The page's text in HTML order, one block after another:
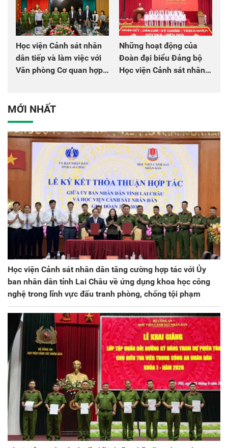
Học viện Cảnh sát nhân
dân tiếp và làm việc với
Văn phòng Cơ quan hợp
Những hoạt động của
Đoàn đại biểu Đảng bộ
Học viện Cảnh sát nhân
MỚI NHẤT
Học viện Cảnh sát nhân dân tăng cường hợp tác với Ủy
ban nhân dân tỉnh Lai Châu về ứng dụng khoa học công
nghệ trong lĩnh vực đấu tranh phòng, chống tội phạm